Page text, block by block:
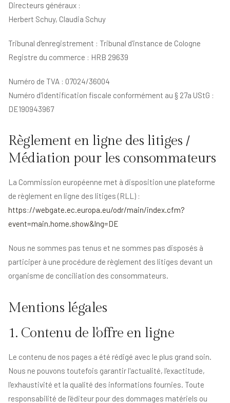
Directeurs généraux :
Herbert Schuy, Claudia Schuy
Tribunal d'enregistrement : Tribunal d'instance de Cologne
Registre du commerce : HRB 29639
Numéro de TVA : 07024/36004
Numéro d'identification fiscale conformément au § 27a UStG :
DE190943967
Règlement en ligne des litiges /
Médiation pour les consommateurs
La Commission européenne met à disposition une plateforme
de règlement en ligne des litiges (RLL) :
https://webgate.ec.europa.eu/odr/main/index.cfm?
event=main.home.show&lng=DE
Nous ne sommes pas tenus et ne sommes pas disposés à
participer à une procédure de règlement des litiges devant un
organisme de conciliation des consommateurs.
Mentions légales
1. Contenu de l'offre en ligne
Le contenu de nos pages a été rédigé avec le plus grand soin.
Nous ne pouvons toutefois garantir l'actualité, l'exactitude,
l'exhaustivité et la qualité des informations fournies. Toute
responsabilité de l'éditeur pour des dommages matériels ou